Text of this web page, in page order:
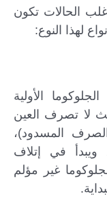
الحالات تكون
لهذا النوع:
الأولية
لا تصرف العين
المسدود)،
ويبدأ في إتلاف
غير مؤلم